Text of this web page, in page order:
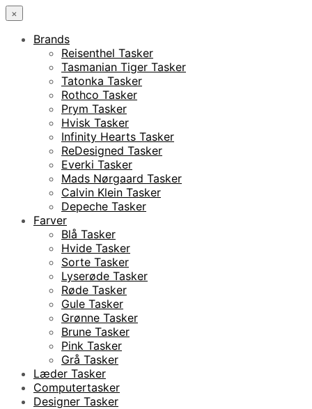
×
Brands
Reisenthel Tasker
Tasmanian Tiger Tasker
Tatonka Tasker
Rothco Tasker
Prym Tasker
Hvisk Tasker
Infinity Hearts Tasker
ReDesigned Tasker
Everki Tasker
Mads Nørgaard Tasker
Calvin Klein Tasker
Depeche Tasker
Farver
Blå Tasker
Hvide Tasker
Sorte Tasker
Lyserøde Tasker
Røde Tasker
Gule Tasker
Grønne Tasker
Brune Tasker
Pink Tasker
Grå Tasker
Læder Tasker
Computertasker
Designer Tasker